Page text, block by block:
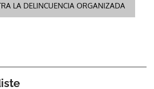
LA DELINCUENCIA ORGANIZADA